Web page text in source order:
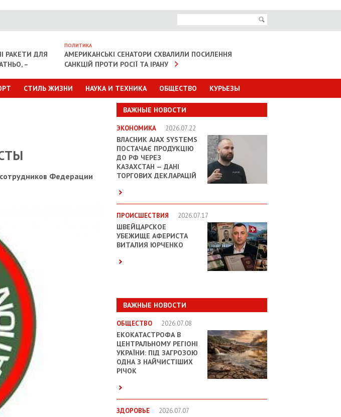
РАКЕТИ ДЛЯ
–
ПОЛИТИКА
АМЕРИКАНСЬКІ СЕНАТОРИ СХВАЛИЛИ ПОСИЛЕННЯ
САНКЦІЙ ПРОТИ РОСІЇ ТА ІРАНУ
СТИЛЬ ЖИЗНИ НАУКА И ТЕХНИКА ОБЩЕСТВО КУРЬЕЗЫ
ВАЖНЫЕ НОВОСТИ
ЭКОНОМИКА 2026.07.22
ВЛАСНИК AJAX SYSTEMS
ПОСТАЧАЄ ПРОДУКЦІЮ
ДО РФ ЧЕРЕЗ
КАЗАХСТАН — ДАНІ
ТОРГОВИХ ДЕКЛАРАЦІЙ
ПРОИСШЕСТВИЯ 2026.07.17
ШВЕЙЦАРСКОЕ
УБЕЖИЩЕ АФЕРИСТА
ВИТАЛИЯ ЮРЧЕНКО
ВАЖНЫЕ НОВОСТИ
ОБЩЕСТВО 2026.07.08
ЕКОКАТАСТРОФА В
ЦЕНТРАЛЬНОМУ РЕГІОНІ
УКРАЇНИ: ПІД ЗАГРОЗОЮ
ОДНА З НАЙЧИСТІШИХ
РІЧОК
ЗДОРОВЬЕ 2026.07.07
Федерации